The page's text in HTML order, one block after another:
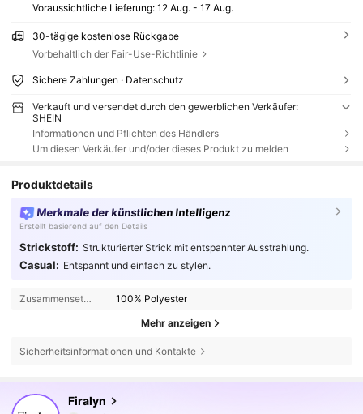
Voraussichtliche Lieferung: 12 Aug. - 17 Aug.
30-tägige kostenlose Rückgabe
Vorbehaltlich der Fair-Use-Richtlinie
Sichere Zahlungen · Datenschutz
Verkauft und versendet durch den gewerblichen Verkäufer:
SHEIN
Informationen und Pflichten des Händlers
Um diesen Verkäufer und/oder dieses Produkt zu melden
Produktdetails
Merkmale der künstlichen Intelligenz
Erstellt basierend auf den Details
Strickstoff: Strukturierter Strick mit entspannter Ausstrahlung.
Casual: Entspannt und einfach zu stylen.
Zusammensetzung: 100% Polyester
Mehr anzeigen
Sicherheitsinformationen und Kontakte
Firalyn
4,71
a***ibezahlt